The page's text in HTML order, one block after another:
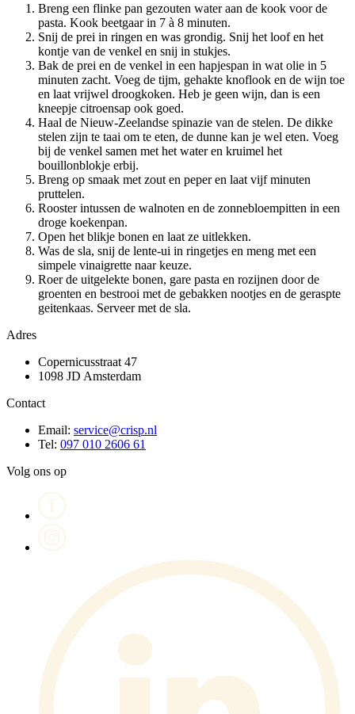
Breng een flinke pan gezouten water aan de kook voor de
pasta. Kook beetgaar in 7 à 8 minuten.
Snij de prei in ringen en was grondig. Snij het loof en het
kontje van de venkel en snij in stukjes.
Bak de prei en de venkel in een hapjespan in wat olie in 5
minuten zacht. Voeg de tijm, gehakte knoflook en de wijn toe
en laat vrijwel droogkoken. Heb je geen wijn, dan is een
kneepje citroensap ook goed.
Haal de Nieuw-Zeelandse spinazie van de stelen. De dikke
stelen zijn te taai om te eten, de dunne kan je wel eten. Voeg
bij de venkel samen met het water en kruimel het
bouillonblokje erbij.
Breng op smaak met zout en peper en laat vijf minuten
pruttelen.
Rooster intussen de walnoten en de zonnebloempitten in een
droge koekenpan.
Open het blikje bonen en laat ze uitlekken.
Was de sla, snij de lente-ui in ringetjes en meng met een
simpele vinaigrette naar keuze.
Roer de uitgelekte bonen, gare pasta en rozijnen door de
groenten en bestrooi met de gebakken nootjes en de geraspte
geitenkaas. Serveer met de sla.
Adres
Copernicusstraat 47
1098 JD Amsterdam
Contact
Email: service@crisp.nl
Tel: 097 010 2606 61
Volg ons op